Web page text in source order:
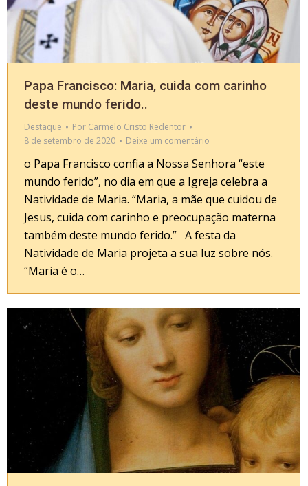
Papa Francisco: Maria, cuida com carinho
deste mundo ferido..
Destaque Por Carmelo Cristo Redentor
8 de setembro de 2020
Deixe um comentário
o Papa Francisco confia a Nossa Senhora “este
mundo ferido”, no dia em que a Igreja celebra a
Natividade de Maria. “Maria, a mãe que cuidou de
Jesus, cuida com carinho e preocupação materna
também deste mundo ferido.” A festa da
Natividade de Maria projeta a sua luz sobre nós.
“Maria é o…